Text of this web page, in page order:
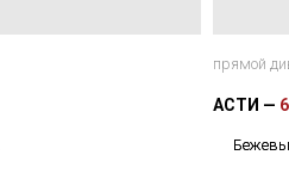
прямой
АСТИ